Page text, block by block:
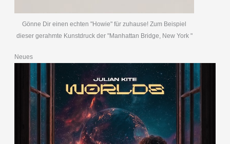
Gönne Dir einen echten "Howie" für zuhause! Zum Beispiel
dieser gerahmte Kunstdruck der "Manhattan Bridge, New York "
Neues